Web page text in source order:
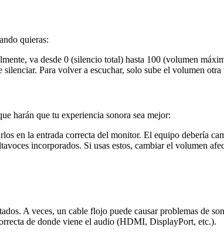
quieras:
va desde 0 (silencio total) hasta 100 (volumen
Para volver a escuchar, solo sube el volumen otra
harán que tu experiencia sonora sea mejor:
en la entrada correcta del monitor. El equipo debería
incorporados. Si usas estos, cambiar el volumen
A veces, un cable flojo puede causar problemas de
de donde viene el audio (HDMI, DisplayPort, etc.).